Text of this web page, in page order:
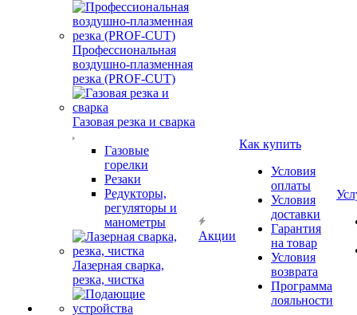
Профессиональная
воздушно-плазменная
резка (PROF-CUT)
Газовая резка и сварка
Газовые
горелки
Резаки
Редукторы,
регуляторы и
манометры
Лазерная сварка,
резка, чистка
Акции
Как купить
Условия
оплаты
Условия
доставки
Гарантия
на товар
Условия
возврата
Программа
лояльности